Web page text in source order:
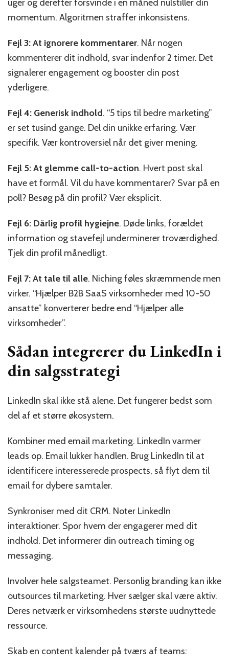
uger og derefter forsvinde i en måned nulstiller din
momentum. Algoritmen straffer inkonsistens.
Fejl 3: At ignorere kommentarer. Når nogen
kommenterer dit indhold, svar indenfor 2 timer. Det
signalerer engagement og booster din post
yderligere.
Fejl 4: Generisk indhold. “5 tips til bedre marketing”
er set tusind gange. Del din unikke erfaring. Vær
specifik. Vær kontroversiel når det giver mening.
Fejl 5: At glemme call-to-action. Hvert post skal
have et formål. Vil du have kommentarer? Svar på en
poll? Besøg på din profil? Vær eksplicit.
Fejl 6: Dårlig profil hygiejne. Døde links, forældet
information og stavefejl underminerer troværdighed.
Tjek din profil månedligt.
Fejl 7: At tale til alle. Niching føles skræmmende men
virker. “Hjælper B2B SaaS virksomheder med 10-50
ansatte” konverterer bedre end “Hjælper alle
virksomheder”.
Sådan integrerer du LinkedIn i
din salgsstrategi
LinkedIn skal ikke stå alene. Det fungerer bedst som
del af et større økosystem.
Kombiner med email marketing. LinkedIn varmer
leads op. Email lukker handlen. Brug LinkedIn til at
identificere interesserede prospects, så flyt dem til
email for dybere samtaler.
Synkroniser med dit CRM. Noter LinkedIn
interaktioner. Spor hvem der engagerer med dit
indhold. Det informerer din outreach timing og
messaging.
Involver hele salgsteamet. Personlig branding kan ikke
outsources til marketing. Hver sælger skal være aktiv.
Deres netværk er virksomhedens største uudnyttede
ressource.
Skab en content kalender på tværs af teams: